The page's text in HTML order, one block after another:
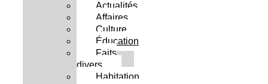
Actualités
Affaires
Culture
Éducation
Faits
divers
Habitation